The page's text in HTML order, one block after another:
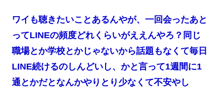
ワイも聴きたいことあるんやが、一回会ったあと
ってLINEの頻度どれくらいがええんやろ？同じ
職場とか学校とかじゃないから話題もなくて毎日
LINE続けるのしんどいし、かと言って1週間に1
通とかだとなんかやりとり少なくて不安やし